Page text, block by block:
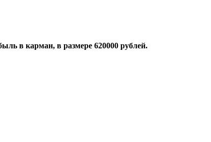
в карман, в размере 620000 рублей.